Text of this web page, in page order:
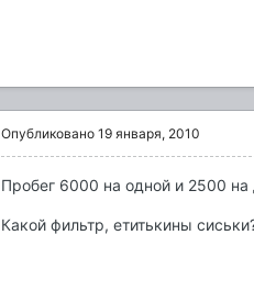
Опубликовано 19 января, 2010
Пробег 6000 на одной и 2500 на
Какой фильтр, етитькины